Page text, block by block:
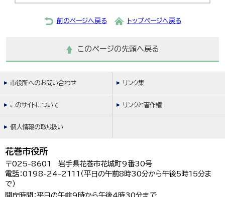
前のページへ戻る トップページへ戻る
このページの先頭へ戻る
市役所へのお問い合わせ リンク集
このサイトについて リンクと著作権
個人情報の取り扱い
花巻市役所
〒025-8601 岩手県花巻市花城町9番30号
電話：0198-24-2111（平日の午前8時30分から午後5時15分ま
で）
開庁時間：平日の午前9時から午後4時30分まで